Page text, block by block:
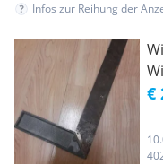
Infos zur Reihung der
€